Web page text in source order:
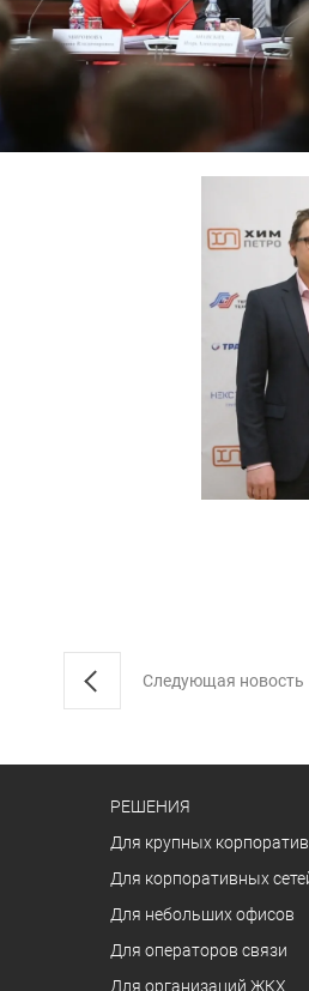
Следующая новость
РЕШЕНИЯ
Для крупных
Для корпоративных
Для небольших офисов
Для операторов связи
Для организаций ЖКХ